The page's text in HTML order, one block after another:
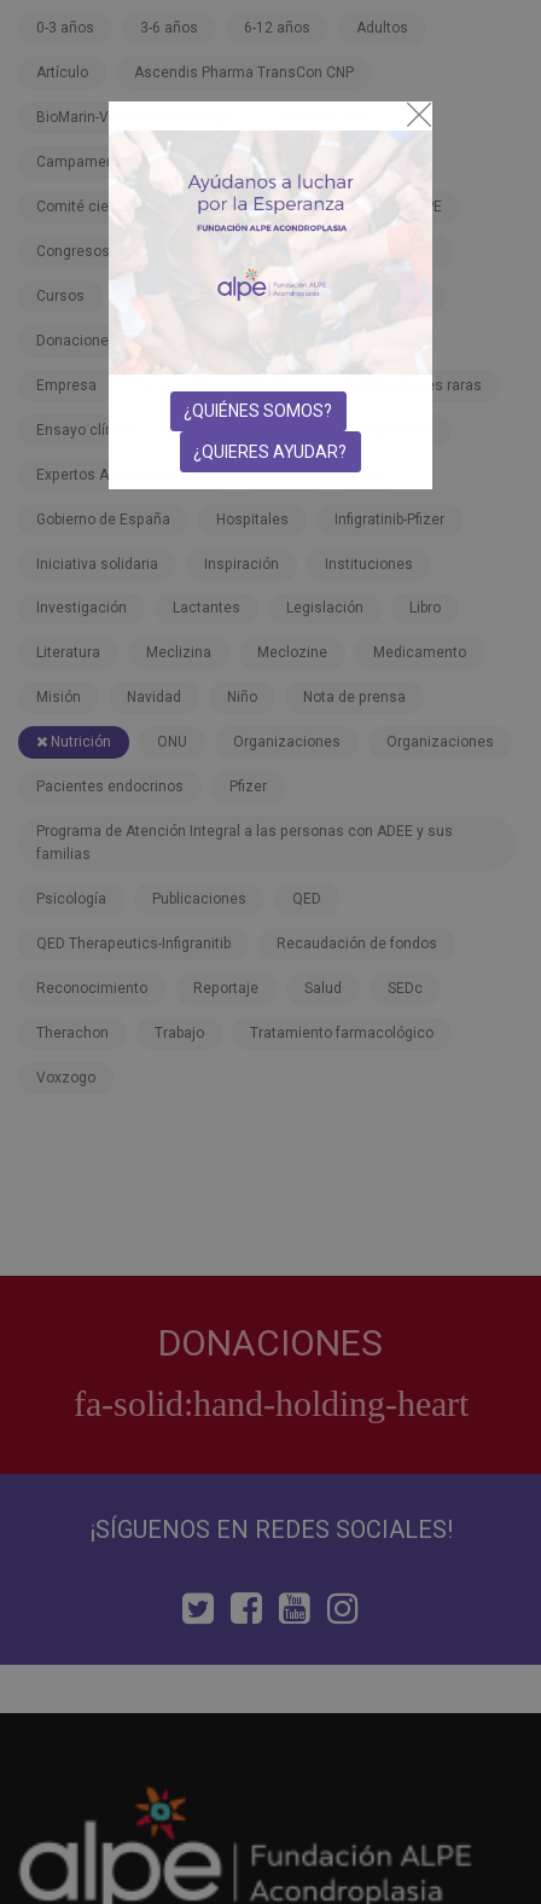
0-3 años 3-6 años 6-12 años Adultos
Artículo Ascendis Pharma TransCon CNP
BioMarin-Vosoritide-Voxzogo
Campamento ALPE Campaña Carnaval
Comité científico Comunicación Congreso ALPE
Congresos ALPE Congresos médicos
Cursos Deporte Dignidad
Donaciones Educación inclusiva
Empresa Enfermedades raras
Ensayo clínico Ensayos clínicos Espectáculos
Expertos ADEE. Formación Familia FDA
Gobierno de España Hospitales Infigratinib-Pfizer
Iniciativa solidaria Inspiración Instituciones
Investigación Lactantes Legislación Libro
Literatura Meclizina Meclozine Medicamento
Misión Navidad Niño Nota de prensa
Nutrición ONU Organizaciones Organizaciones
Pacientes endocrinos Pfizer
Programa de Atención Integral a las personas con ADEE y sus
familias
Psicología Publicaciones QED
QED Therapeutics-Infigranitib Recaudación de fondos
Reconocimiento Reportaje Salud SEDc
Therachon Trabajo Tratamiento farmacológico
Voxzogo
DONACIONES
¡SÍGUENOS EN REDES SOCIALES!
¿QUIÉNES SOMOS?
¿QUIERES AYUDAR?